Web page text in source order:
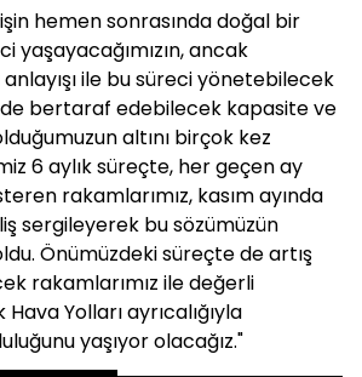
hemen sonrasında doğal bir
yaşayacağımızın, ancak
anlayışı ile bu süreci yönetebilecek
bertaraf edebilecek kapasite ve
altını birçok kez
6 aylık süreçte, her geçen ay
rakamlarımız, kasım ayında
sergileyerek bu sözümüzün
Önümüzdeki süreçte de artış
rakamlarımız ile değerli
Hava Yolları ayrıcalığıyla
yaşıyor olacağız."